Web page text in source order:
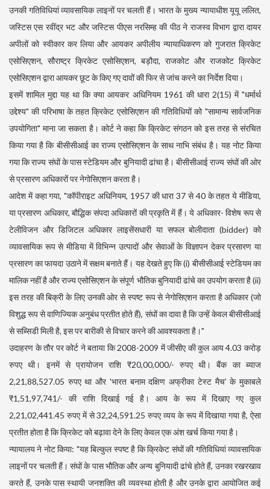
उनकी गतिविधियां व्यावसायिक लाइनों पर चलती हैं। भारत के मुख्य न्यायाधीश यूयू ललित,
जस्टिस एस रवींद्र भट और जस्टिस पीएस नरसिम्ह की पीठ ने राजस्व विभाग द्वारा दायर
अपीलों को स्वीकार कर लिया और आयकर अपीलीय न्यायाधिकरण को गुजरात क्रिकेट
एसोसिएशन, सौराष्ट्र क्रिकेट एसोसिएशन, बड़ौदा, राजकोट और राजकोट क्रिकेट
एसोसिएशन द्वारा आयकर छूट के किए गए दावों की फिर से जांच करने का निर्देश दिया।
इसमें शामिल मुद्दा यह था कि क्या आयकर अधिनियम 1961 की धारा 2(15) में "धर्मार्थ
उद्देश्य" की परिभाषा के तहत क्रिकेट एसोसिएशन की गतिविधियों को "सामान्य सार्वजनिक
उपयोगिता" माना जा सकता है। कोर्ट ने कहा कि क्रिकेट संगठन को इस तरह से संरचित
किया गया है कि बीसीसीआई का राज्य एसोसिएशन के साथ नाभि संबंध है। यह नोट किया
गया कि राज्य संघों के पास स्टेडियम और बुनियादी ढांचा है। बीसीसीआई राज्य संघों की ओर
से प्रसारण अधिकारों पर नेगोसिएशन करता है।
आदेश में कहा गया, "कॉपीराइट अधिनियम, 1957 की धारा 37 से 40 के तहत ये मीडिया,
या प्रसारण अधिकार, बौद्धिक संपदा अधिकारों की प्रकृति में हैं। ये अधिकार- विशेष रूप से
टेलीविजन और डिजिटल अधिकार लाइसेंसधारी या सफल बोलीदाता (bidder) को
व्यावसायिक रूप से मीडिया में विभिन्न उत्पादों और सेवाओं के विज्ञापन देकर प्रसारण या
प्रसारण का फायदा उठाने में सक्षम बनाते हैं। यह देखते हुए कि (i) बीसीसीआई स्टेडियम का
मालिक नहीं है और राज्य एसोसिएशन के संपूर्ण भौतिक बुनियादी ढांचे का उपयोग करता है (ii)
इस तरह की बिक्री के लिए उनकी ओर से स्पष्ट रूप से नेगोसिएशन करता है अधिकार (जो
विशुद्ध रूप से वाणिज्यिक अनुबंध प्रतीत होते हैं), संघों का दावा है कि उन्हें केवल बीसीसीआई
से सब्सिडी मिली है, इस पर बारीकी से विचार करने की आवश्यकता है।"
उदाहरण के तौर पर कोर्ट ने बताया कि 2008-2009 में जीसीए की कुल आय 4.03 करोड़
रुपए थी। इनमें से प्रायोजन राशि ₹20,00,000/- रुपए थी। बैंक का ब्याज
2,21,88,527.05 रुपए था और 'भारत बनाम दक्षिण अफ्रीका टेस्ट मैच' के मुकाबले
₹1,51,97,741/- की राशि दिखाई गई है। आय के रूप में दिखाए गए कुल
2,21,02,441.45 रुपए में से 32,24,591.25 रुपए व्यय के रूप में दिखाया गया है, ऐसा
प्रतीत होता है कि क्रिकेट को बढ़ावा देने के लिए केवल एक अंश खर्च किया गया है।
न्यायालय ने नोट किया: "यह बिल्कुल स्पष्ट है कि क्रिकेट संघों की गतिविधियां व्यावसायिक
लाइनों पर चलती हैं। संघों के पास भौतिक और अन्य बुनियादी ढांचे होते हैं, उनका रखरखाव
करते हैं, उनके पास स्थायी जनशक्ति की व्यवस्था होती है और उनके द्वारा आयोजित कई